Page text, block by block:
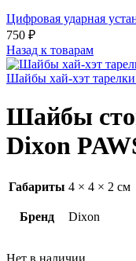
Цифровая ударная
750 ₽
Назад к товарам
Шайбы хай-хэт
Шайбы
Dixon
Габариты 4 × 4 × 2 см
Бренд Dixon
Нет в наличии